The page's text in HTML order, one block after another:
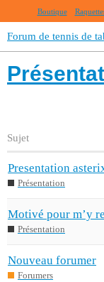
Boutique
Forum de tennis de
Sujet
Presentation
Présentation
Motivé pour m’y
Présentation
Nouveau forumer
Forumers